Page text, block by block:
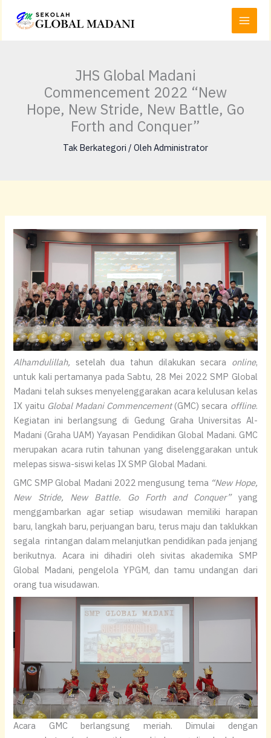
Main
Menu
JHS Global Madani
Commencement 2022 “New
Hope, New Stride, New Battle, Go
Forth and Conquer”
Tak Berkategori / Oleh Administrator
Alhamdulillah, setelah dua tahun dilakukan secara online,
untuk kali pertamanya pada Sabtu, 28 Mei 2022 SMP Global
Madani telah sukses menyelenggarakan acara kelulusan kelas
IX yaitu Global Madani Commencement(GMC) secara offline.
Kegiatan ini berlangsung di Gedung Graha Universitas Al-
Madani (Graha UAM) Yayasan Pendidikan Global Madani. GMC
merupakan acara rutin tahunan yang diselenggarakan untuk
melepas siswa-siswi kelas IX SMP Global Madani.
GMC SMP Global Madani 2022 mengusung tema “NewHope,
New Stride, New Battle. Go Forth and Conquer”yang
menggambarkan agar setiap wisudawan memiliki harapan
baru, langkah baru, perjuangan baru, terus maju dan taklukkan
segala rintangan dalam melanjutkan pendidikan pada jenjang
berikutnya. Acara ini dihadiri oleh sivitas akademika SMP
Global Madani, pengelola YPGM, dan tamu undangan dari
orang tua wisudawan.
Acara GMC berlangsung meriah. Dimulai dengan